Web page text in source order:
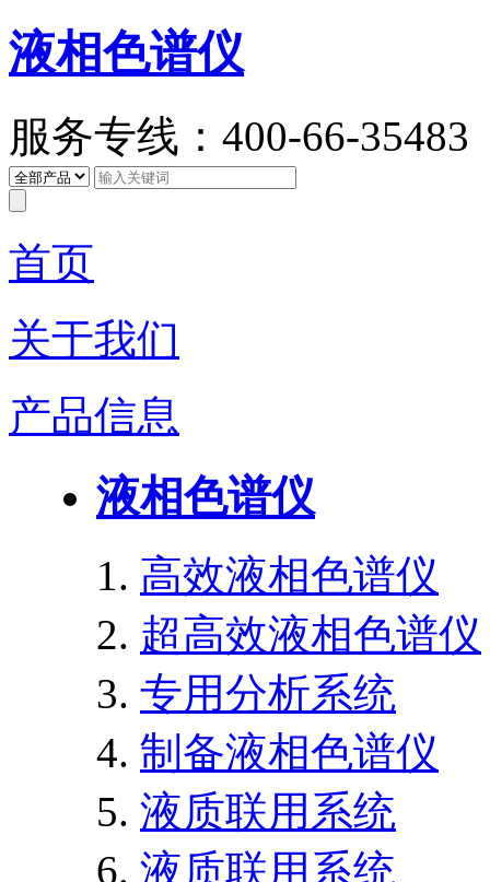
液相色谱仪
服务专线：400-66-35483
首页
关于我们
产品信息
液相色谱仪
高效液相色谱仪
超高效液相色谱仪
专用分析系统
制备液相色谱仪
液质联用系统
液质联用系统